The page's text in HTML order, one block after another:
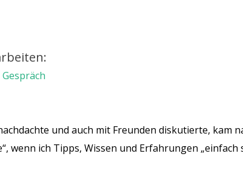
und auch mit Freunden diskutierte, kam
wenn ich Tipps, Wissen und Erfahrungen „einfach